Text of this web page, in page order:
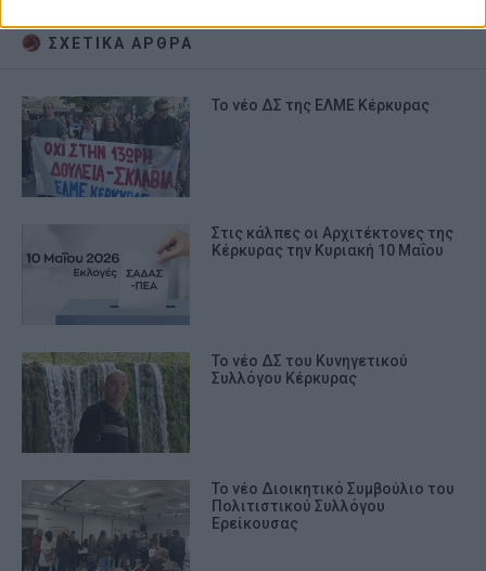
ΣΧΕΤΙΚA AΡΘΡΑ
Το νέο ΔΣ της ΕΛΜΕ Κέρκυρας
Στις κάλπες οι Αρχιτέκτονες της
Κέρκυρας την Κυριακή 10 Μαΐου
Το νέο ΔΣ του Κυνηγετικού
Συλλόγου Κέρκυρας
Το νέο Διοικητικό Συμβούλιο του
Πολιτιστικού Συλλόγου
Ερείκουσας